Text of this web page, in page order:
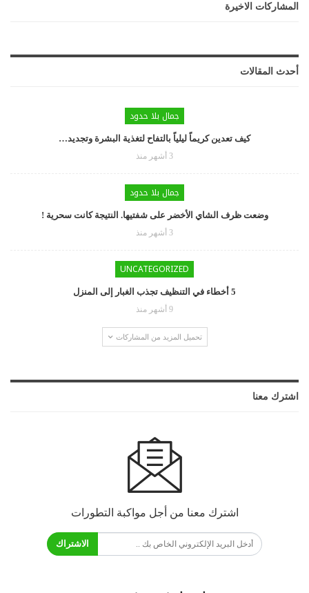
المشاركات الاخيرة
أحدث المقالات
جمال بلا حدود
كيف تعدين كريماً ليلياً بالتفاح لتغذية البشرة وتجديد…
3 أشهر منذ
جمال بلا حدود
وضعت ظرف الشاي الأخضر على شفتيها. النتيجة كانت سحرية !
3 أشهر منذ
UNCATEGORIZED
5 أخطاء في التنظيف تجذب الغبار إلى المنزل
9 أشهر منذ
تحميل المزيد من المشاركات
اشترك معنا
اشترك معنا من أجل مواكبة التطورات
الاشتراك